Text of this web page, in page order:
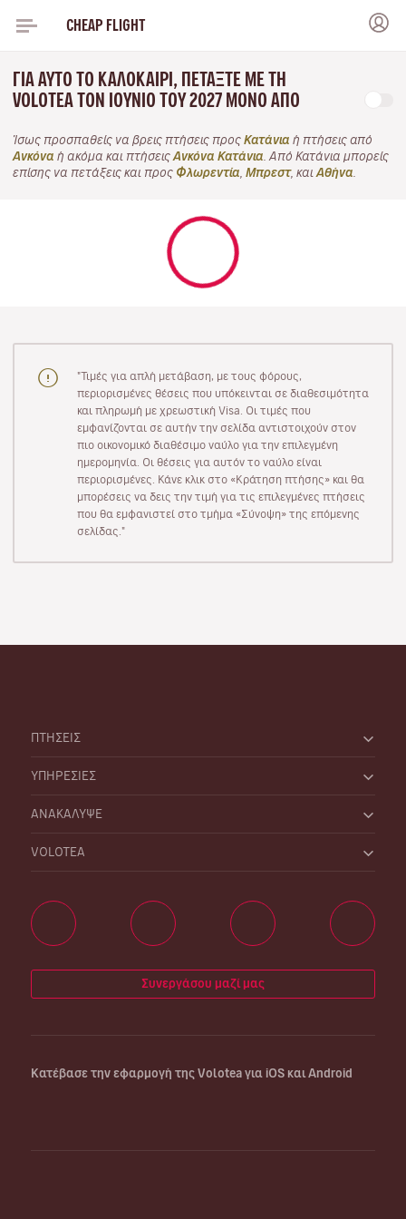
CHEAP FLIGHT
ΓΙΑ ΑΥΤΌ ΤΟ ΚΑΛΟΚΑΊΡΙ, ΠΕΤΆΞΤΕ ΜΕ ΤΗ
VOLOTEA ΤΟΝ ΙΟΎΝΙΟ ΤΟΥ 2027 ΜΌΝΟ ΑΠΌ
Ίσως προσπαθείς να βρεις πτήσεις προς Κατάνια ή πτήσεις από
Ανκόνα ή ακόμα και πτήσεις Ανκόνα Κατάνια . Από Κατάνια μπορείς
επίσης να πετάξεις και προς Φλωρεντία Μπρεστ, και Αθήνα
"Τιμές για απλή μετάβαση, με τους φόρους,
περιορισμένες θέσεις που υπόκεινται σε διαθεσιμότητα
και πληρωμή με χρεωστική Visa. Οι τιμές που
εμφανίζονται σε αυτήν την σελίδα αντιστοιχούν στον
πιο οικονομικό διαθέσιμο ναύλο για την επιλεγμένη
ημερομηνία. Οι θέσεις για αυτόν το ναύλο είναι
περιορισμένες. Κάνε κλικ στο «Κράτηση πτήσης» και θα
μπορέσεις να δεις την τιμή για τις επιλεγμένες πτήσεις
που θα εμφανιστεί στο τμήμα «Σύνοψη» της επόμενης
σελίδας."
ΠΤΗΣΕΙΣ
ΥΠΗΡΕΣΙΕΣ
ΑΝΑΚΑΛΥΨΕ
VOLOTEA
Συνεργάσου μαζί μας
Κατέβασε την εφαρμογή της Volotea για iOS και Android